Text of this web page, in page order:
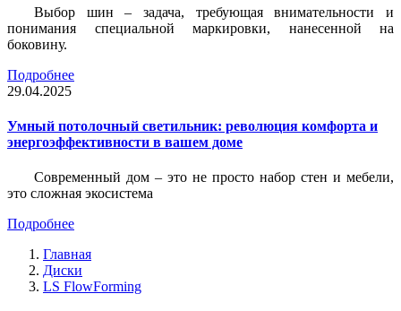
Выбор шин – задача, требующая внимательности и
понимания специальной маркировки, нанесенной на
боковину.
Подробнее
29.04.2025
Умный потолочный светильник: революция комфорта и
энергоэффективности в вашем доме
Современный дом – это не просто набор стен и мебели,
это сложная экосистема
Подробнее
Главная
Диски
LS FlowForming